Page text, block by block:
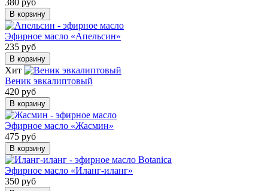
В корзину
Эфирное масло «Апельсин»
235 руб
В корзину
Хит
Веник эвкалиптовый
420 руб
В корзину
Эфирное масло «Жасмин»
475 руб
В корзину
Эфирное масло «Иланг-иланг»
350 руб